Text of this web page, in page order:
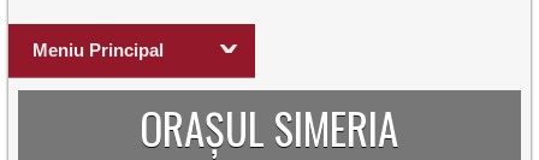
Meniu Principal
ORAȘUL SIMERIA